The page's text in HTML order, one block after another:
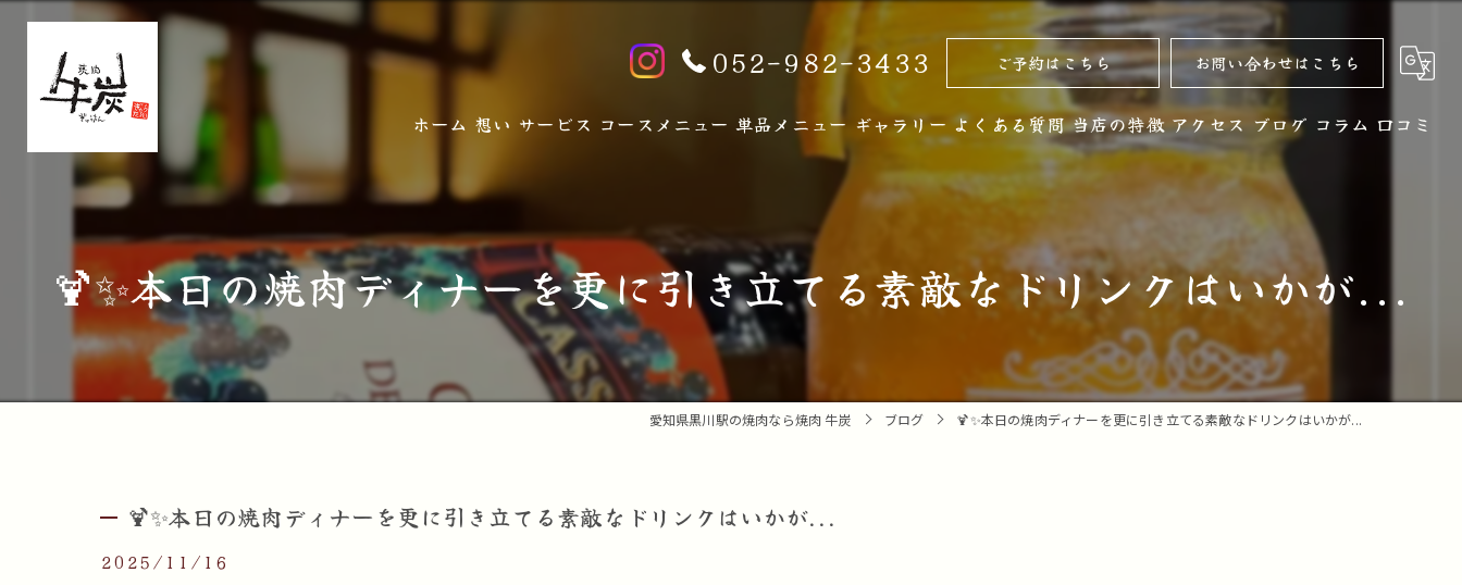
052-982-3433 ご予約はこちら お問い合わせはこちら
ホーム 想い サービス コースメニュー 単品メニュー ギャラリー よくある質問 当店の特徴
お酒
ノンアルコール
コース
デザート
アクセス ブログ コラム 口コミ
🍹✨本日の焼肉ディナーを更に引き立てる素敵なドリンクはいかが...
愛知県黒川駅の焼肉なら焼肉 牛炭 ブログ 🍹✨本日の焼肉ディナーを更に引き立てる素敵なドリンクはいかが...
🍹✨本日の焼肉ディナーを更に引き立てる素敵なドリンクはいかが...
2025/11/16